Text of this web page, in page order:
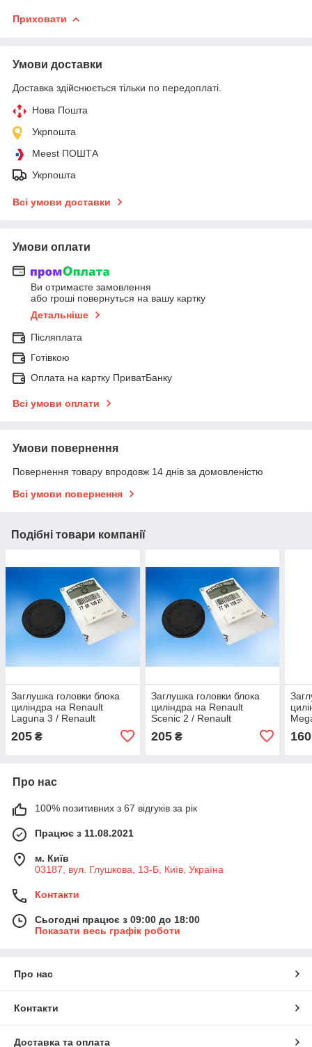
Приховати
Умови доставки
Доставка здійснюється тільки по передоплаті.
Нова Пошта
Укрпошта
Meest ПОШТА
Укрпошта
Всі умови доставки
Умови оплати
Ви отримаєте замовлення
або гроші повернуться на вашу картку
Детальніше
Післяплата
Готівкою
Оплата на картку ПриватБанку
Всі умови оплати
Умови повернення
Повернення товару впродовж 14 днів за домовленістю
Всі умови повернення
Подібні товари компанії
Заглушка головки блока
циліндра на Renault
Laguna 3 / Renault
205 ₴
Заглушка головки блока
циліндра на Renault
Scenic 2 / Renault
205₴ 160
Про нас
100% позитивних з 67 відгуків за рік
Працює з 11.08.2021
м. Київ
03187, вул. Глушкова, 13-Б, Київ, Україна
Контакти
Сьогодні працює з 09:00 до 18:00
Показати весь графік роботи
Про нас
Контакти
Доставка та оплата